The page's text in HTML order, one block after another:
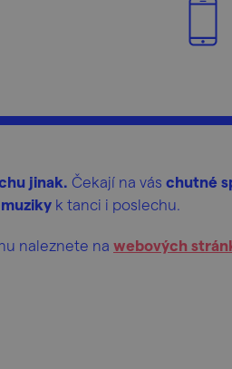
jinak. Čekají na vás chutné
k tanci i poslechu.
naleznete na webových